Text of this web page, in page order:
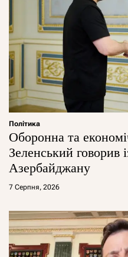
Політика
Оборонна та
Зеленський говорив
Азербайджану
7 Серпня, 2026